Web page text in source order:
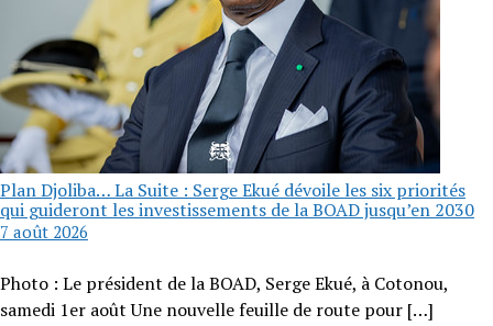
Plan Djoliba… La Suite : Serge Ekué dévoile les six priorités
qui guideront les investissements de la BOAD jusqu’en 2030
7 août 2026
Photo : Le président de la BOAD, Serge Ekué, à Cotonou,
samedi 1er août Une nouvelle feuille de route pour […]